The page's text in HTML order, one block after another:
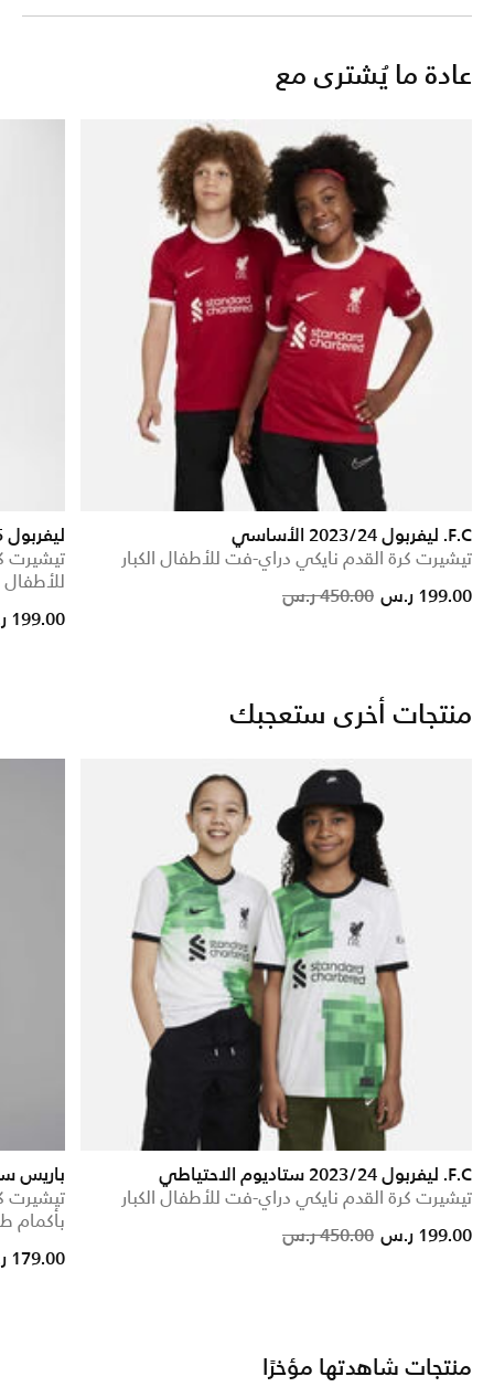
عادة ما يُشترى مع
F.C. ليفربول 2023/24 الأساسي
تيشيرت كرة القدم نايكي دراي-فت للأطفال الكبار
Price reduced from
450.00 ر.سto 199.00 ر.س
ليفربول 2024/25 ستيديوم الاحتياطي
تيشيرت
للأطفال
199.00 ر.س
منتجات أخرى ستعجبك
F.C. ليفربول 2023/24 ستاديوم الاحتياطي
تيشيرت كرة القدم نايكي دراي-فت للأطفال الكبار
Price reduced from
450.00 ر.سto 199.00 ر.س
باريس سان
تيشيرت
بأكمام
179.00 ر.س
منتجات شاهدتها مؤخرًا